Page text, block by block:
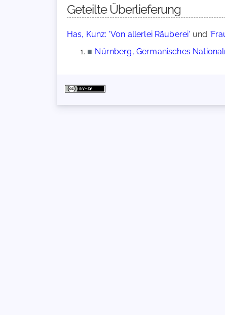
Geteilte Überlieferung
Has, Kunz: 'Von allerlei Räuberei' und
■ Nürnberg, Germanisches